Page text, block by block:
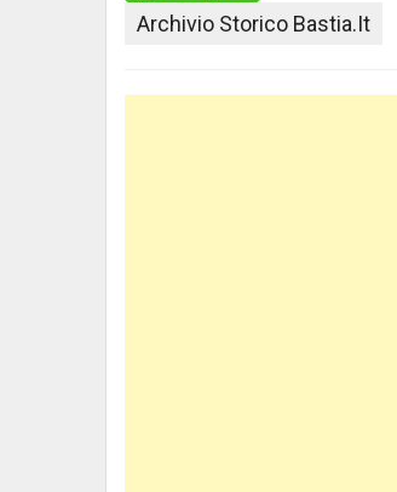
Archivio Storico Bastia.it